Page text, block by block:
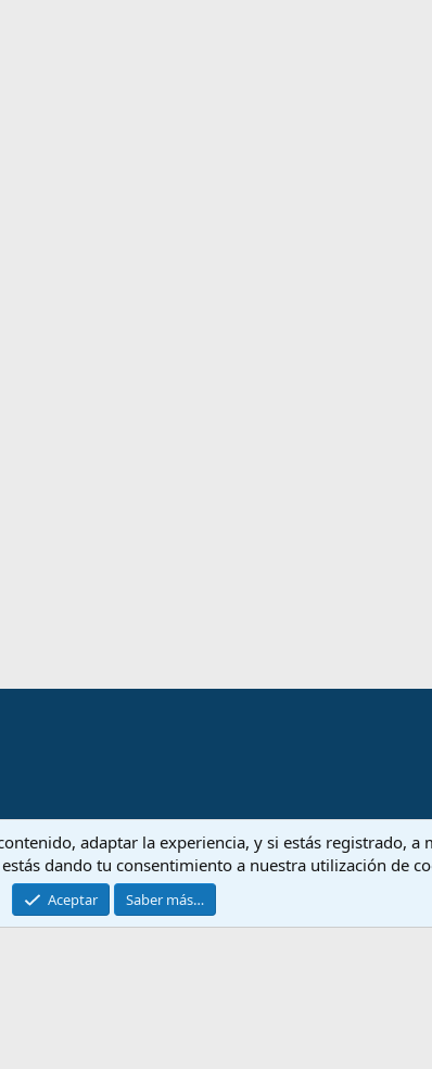
Términos
adaptar la experiencia, y si estás registrado, a
dando tu consentimiento a nuestra utilización de
Aceptar Saber más…